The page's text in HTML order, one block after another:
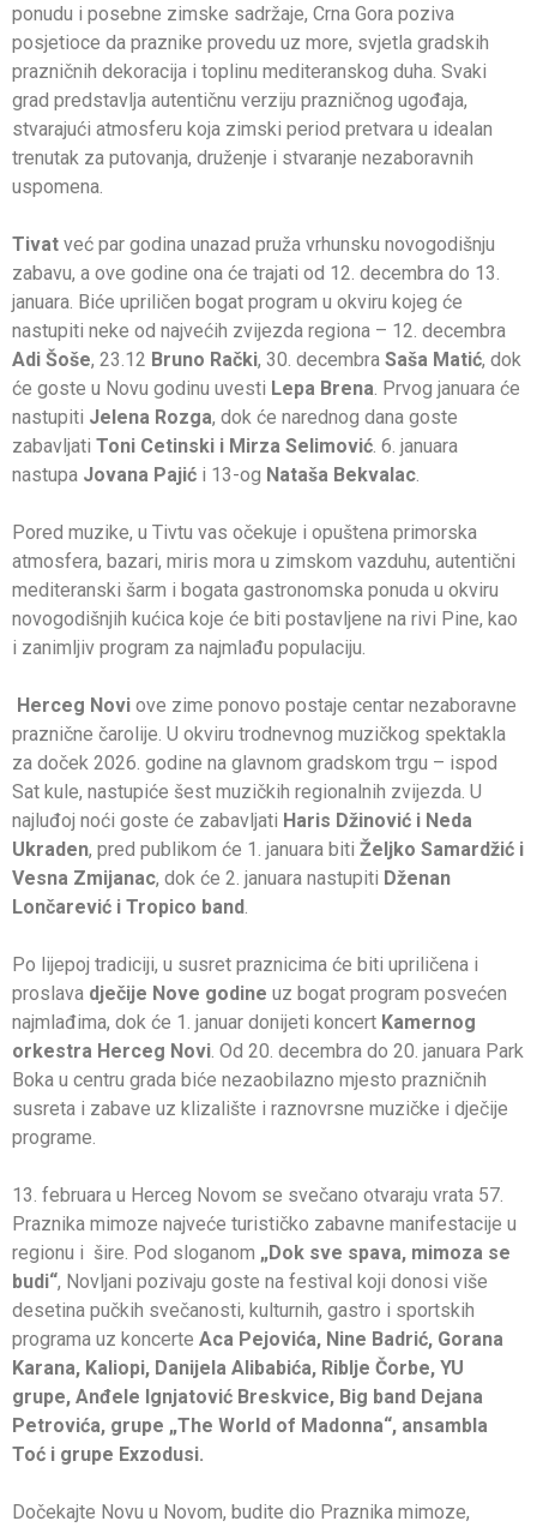
ponudu i posebne zimske sadržaje, Crna Gora poziva
posjetioce da praznike provedu uz more, svjetla gradskih
prazničnih dekoracija i toplinu mediteranskog duha. Svaki
grad predstavlja autentičnu verziju prazničnog ugođaja,
stvarajući atmosferu koja zimski period pretvara u idealan
trenutak za putovanja, druženje i stvaranje nezaboravnih
uspomena.
Tivat već par godina unazad pruža vrhunsku novogodišnju
zabavu, a ove godine ona će trajati od 12. decembra do 13.
januara. Biće upriličen bogat program u okviru kojeg će
nastupiti neke od najvećih zvijezda regiona – 12. decembra
Adi Šoše, 23.12 Bruno Rački, 30. decembra Saša Matić, dok
će goste u Novu godinu uvesti Lepa Brena. Prvog januara će
nastupiti Jelena Rozga, dok će narednog dana goste
zabavljati Toni Cetinski i Mirza Selimović. 6. januara
nastupa Jovana Pajić i 13-og Nataša Bekvalac.
Pored muzike, u Tivtu vas očekuje i opuštena primorska
atmosfera, bazari, miris mora u zimskom vazduhu, autentični
mediteranski šarm i bogata gastronomska ponuda u okviru
novogodišnjih kućica koje će biti postavljene na rivi Pine, kao
i zanimljiv program za najmlađu populaciju.
Herceg Novi ove zime ponovo postaje centar nezaboravne
praznične čarolije. U okviru trodnevnog muzičkog spektakla
za doček 2026. godine na glavnom gradskom trgu – ispod
Sat kule, nastupiće šest muzičkih regionalnih zvijezda. U
najluđoj noći goste će zabavljati Haris Džinović i Neda
Ukraden, pred publikom će 1. januara biti Željko Samardžić i
Vesna Zmijanac, dok će 2. januara nastupiti Dženan
Lončarević i Tropico band.
Po lijepoj tradiciji, u susret praznicima će biti upriličena i
proslava dječije Nove godine uz bogat program posvećen
najmlađima, dok će 1. januar donijeti koncert Kamernog
orkestra Herceg Novi. Od 20. decembra do 20. januara Park
Boka u centru grada biće nezaobilazno mjesto prazničnih
susreta i zabave uz klizalište i raznovrsne muzičke i dječije
programe.
13. februara u Herceg Novom se svečano otvaraju vrata 57.
Praznika mimoze najveće turističko zabavne manifestacije u
regionu i šire. Pod sloganom „Dok sve spava, mimoza se
budi“, Novljani pozivaju goste na festival koji donosi više
desetina pučkih svečanosti, kulturnih, gastro i sportskih
programa uz koncerte Aca Pejovića, Nine Badrić, Gorana
Karana, Kaliopi, Danijela Alibabića, Riblje Čorbe, YU
grupe, Anđele Ignjatović Breskvice, Big band Dejana
Petrovića, grupe „The World of Madonna“, ansambla
Toć i grupe Exzodusi.
Dočekajte Novu u Novom, budite dio Praznika mimoze,